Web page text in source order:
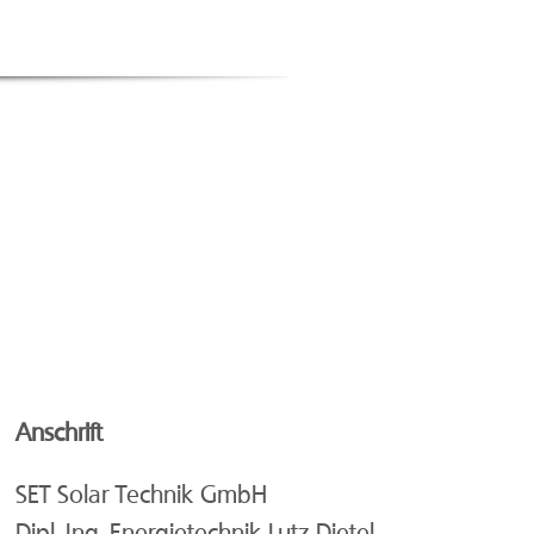
Anschrift
SET Solar Technik GmbH